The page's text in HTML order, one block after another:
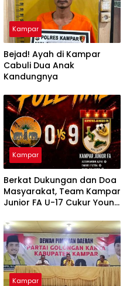
Kampar
Bejad! Ayah di Kampar
Cabuli Dua Anak
Kandungnya
Kampar
Berkat Dukungan dan Doa
Masyarakat, Team Kampar
Junior FA U-17 Cukur Young
Soeratin
Kampar